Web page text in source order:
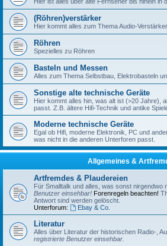
(Röhren)verstärker
Hier kommt alles zum Thema Audio-
Röhren
Spezielles zu Röhren
Basteln und Messen
Alles zum Thema Selbstbau, Elektrobasteln
Sonstige alte technische Geräte
Hier kommt alles hin, was alt ist (>20 Jahre),
passt. Z.B. ältere Hifi-Technik und antike
Moderne technische Geräte
Egal ob Hifi, moderne Elektronik, PC und
was nicht in die anderen Unterforen passt.
Allgemeines &
Artfremdes & Plaudereien
Für Smalltalk und alles, was sonst nirgendwo
Benutzer einsehbar! Forenregeln beachten!
Antwort sind werden gelöscht.
Unterforum:
Ebay & Co.
Literatur
Alles über Literatur der historischen Radio-,
registrierte Benutzer einsehbar.